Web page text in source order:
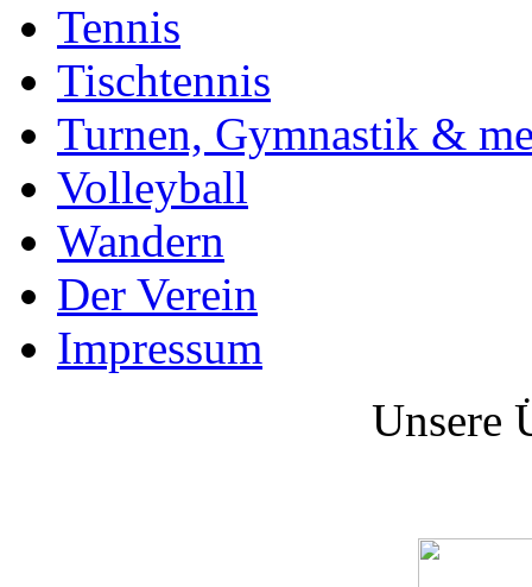
Tennis
Tischtennis
Turnen, Gymnastik &
Volleyball
Wandern
Der Verein
Impressum
Unsere